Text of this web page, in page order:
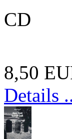
CD
8,50
Details